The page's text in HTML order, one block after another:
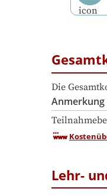
Die
Anmerkung
Lehr-